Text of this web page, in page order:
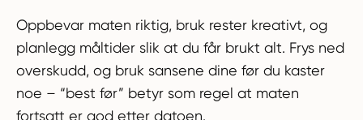
Oppbevar maten riktig, bruk rester kreativt, og
planlegg måltider slik at du får brukt alt. Frys ned
overskudd, og bruk sansene dine før du kaster
noe – “best før” betyr som regel at maten
fortsatt er god etter datoen.